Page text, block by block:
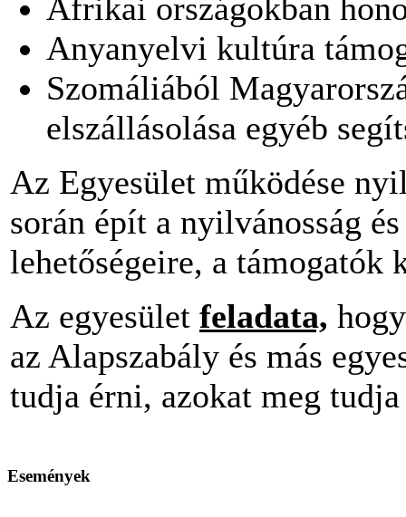
Afrikai országokban
Anyanyelvi kultúra
Szomáliából
elszállásolása egyéb
Az Egyesület működése
során épít a nyilvánosság
lehetőségeire, a támogatók
Az egyesület feladata,
az Alapszabály és más
tudja érni, azokat meg
Események